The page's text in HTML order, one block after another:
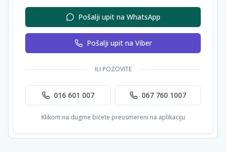
Pošalji upit na WhatsApp
Pošalji upit na Viber
ILI POZOVITE
016 601 007 067 760 1007
Klikom na dugme bićete preusmereni na aplikaciju